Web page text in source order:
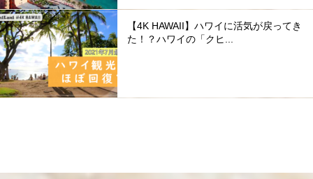
【4K HAWAII】ハワイに活気が戻ってき
た！？ハワイの「クヒ...